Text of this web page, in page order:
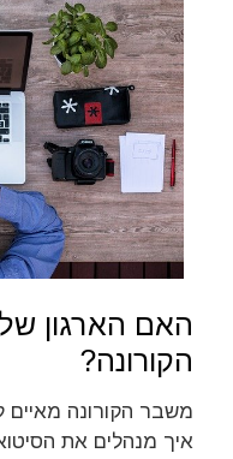
האם הארגון
הקורונה?
משבר הקורונה מאיים
איך מנהלים את